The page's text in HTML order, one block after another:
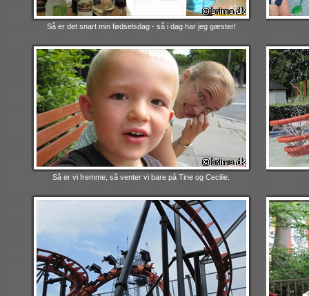
Så er det snart min fødselsdag - så i dag har jeg gæster!
Så er vi fremme, så venter vi bare på Tine og Cecilie.